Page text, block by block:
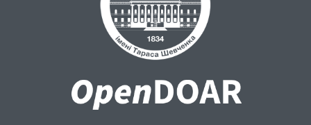
держави, треба нагально вирішувати.
Процес звільнення релігійної сфери життя
українського суспільства від проявів
постколоніалізму сприятиме звільненню
імперських політичних практик.Ключові
слова: постколоніальні студії,